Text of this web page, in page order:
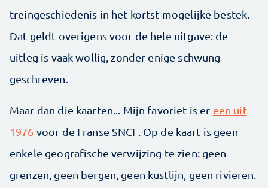
treingeschiedenis in het kortst mogelijke bestek.
Dat geldt overigens voor de hele uitgave: de
uitleg is vaak wollig, zonder enige schwung
geschreven.
Maar dan die kaarten... Mijn favoriet is er een uit
1976 voor de Franse SNCF. Op de kaart is geen
enkele geografische verwijzing te zien: geen
grenzen, geen bergen, geen kustlijn, geen rivieren.